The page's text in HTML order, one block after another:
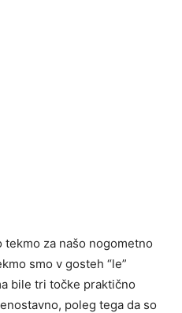
tekmo za našo nogometno
smo v gosteh “le”
bile tri točke praktično
poleg tega da so